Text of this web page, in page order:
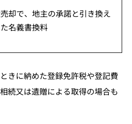
売却で、地主の承諾と引き換え
名義書換料
きに納めた登録免許税や登記費
続又は遺贈による取得の場合も